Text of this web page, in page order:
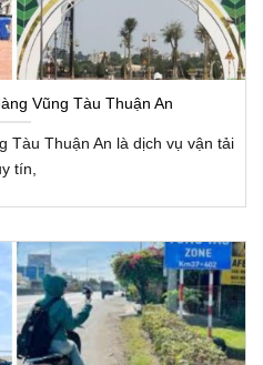
Vũng Tàu Thuận An
Tàu Thuận An là dịch vụ vận tải
tín,